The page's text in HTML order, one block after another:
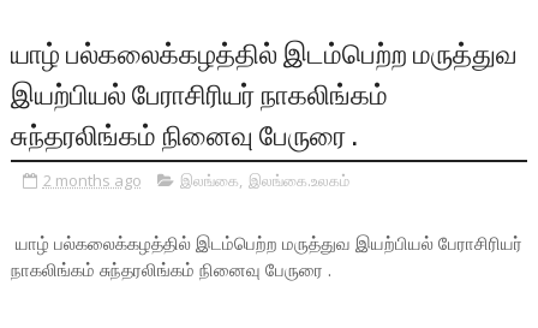
யாழ் பல்கலைக்கழத்தில் இடம்பெற்ற மருத்துவ
இயற்பியல் பேராசிரியர் நாகலிங்கம்
சுந்தரலிங்கம் நினைவு பேருரை .
2 months ago இலங்கை, இலங்கை.உலகம்
யாழ் பல்கலைக்கழத்தில் இடம்பெற்ற மருத்துவ இயற்பியல் பேராசிரியர்
நாகலிங்கம் சுந்தரலிங்கம் நினைவு பேருரை .